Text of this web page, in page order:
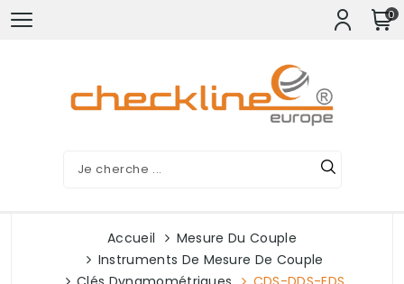
0
Accueil
Mesure Du Couple
Instruments De Mesure De Couple